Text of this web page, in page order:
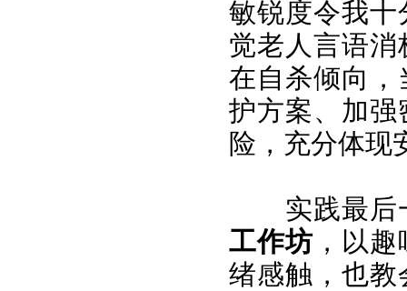
敏锐度令我
觉老人言语
在自杀倾向
护方案、加
险，充分体现
实践最后
工作坊 ，以
绪感触，也